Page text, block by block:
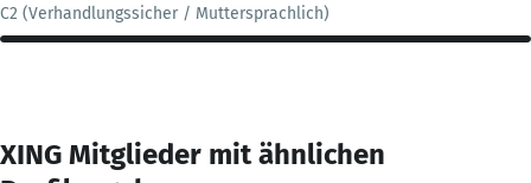
C2 (Verhandlungssicher / Muttersprachlich)
XING Mitglieder mit ähnlichen